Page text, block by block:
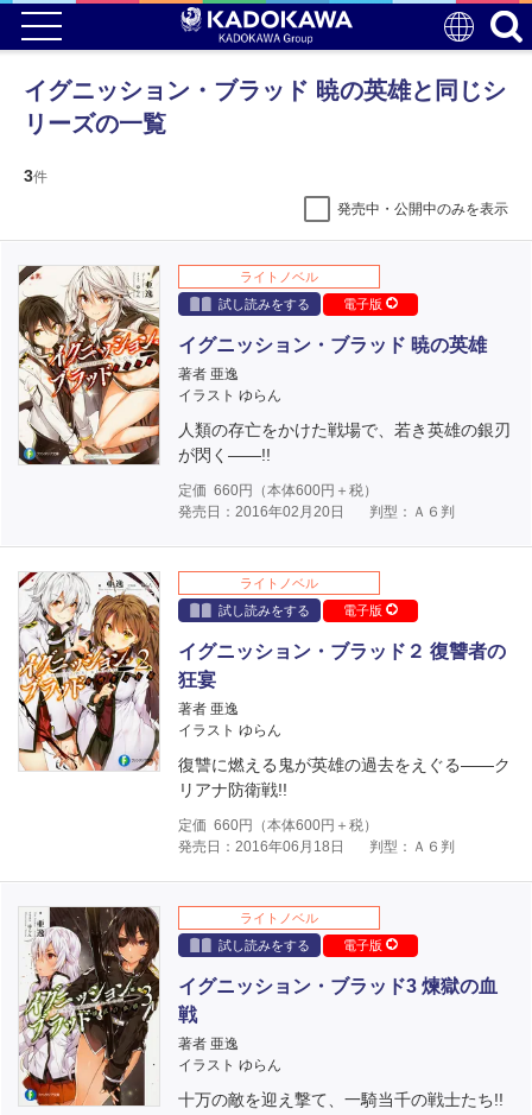
イグニッション・ブラッド 暁の英雄と同じシ
リーズの一覧
3件
発売中・公開中のみを表示
ライトノベル
試し読みをする
電子版
イグニッション・ブラッド 暁の英雄
著者 亜逸
イラスト ゆらん
人類の存亡をかけた戦場で、若き英雄の銀刃
が閃く――!!
定価 660円（本体600円＋税）
発売日：2016年02月20日
判型：Ａ６判
ライトノベル
試し読みをする
電子版
イグニッション・ブラッド２ 復讐者の
狂宴
著者 亜逸
イラスト ゆらん
復讐に燃える鬼が英雄の過去をえぐる――ク
リアナ防衛戦!!
定価 660円（本体600円＋税）
発売日：2016年06月18日
判型：Ａ６判
ライトノベル
試し読みをする
電子版
イグニッション・ブラッド3 煉獄の血
戦
著者 亜逸
イラスト ゆらん
十万の敵を迎え撃て、一騎当千の戦士たち!!